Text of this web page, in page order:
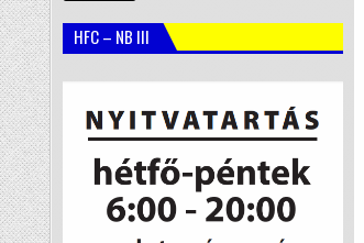
HFC – NB III